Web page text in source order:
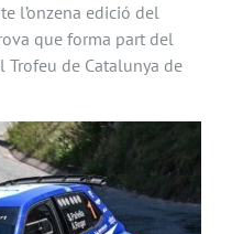
l’onzena edició del
que forma part del
de Catalunya de